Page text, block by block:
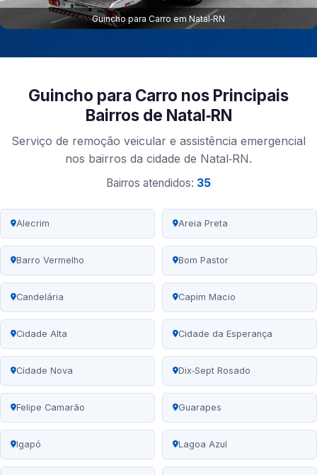
Guincho para Carro em Natal‑RN
Guincho para Carro nos Principais
Bairros de Natal‑RN
Serviço de remoção veicular e assistência emergencial
nos bairros da cidade de Natal‑RN.
Bairros atendidos: 35
Alecrim Areia Preta
Barro Vermelho Bom Pastor
Candelária Capim Macio
Cidade Alta Cidade da Esperança
Cidade Nova Dix‑Sept Rosado
Felipe Camarão Guarapes
Igapó Lagoa Azul